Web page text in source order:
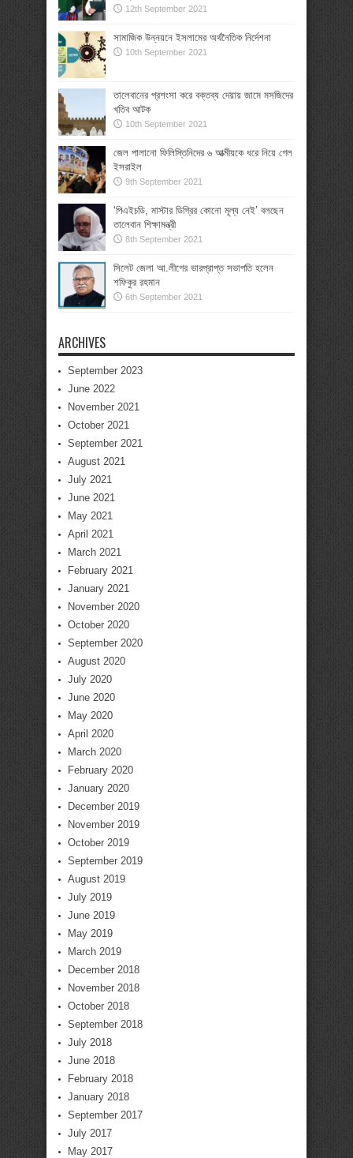
12th September 2021
সামাজিক উন্নয়নে ইসলামের অর্থনৈতিক নির্দেশনা
10th September 2021
তালেবানের প্রশংসা করে বক্তব্য দেয়ায় জামে মসজিদের
খতিব আটক
10th September 2021
জেল পালানো ফিলিস্তিনিদের ৬ আত্মীয়কে ধরে নিয়ে গেল
ইসরাইল
9th September 2021
‘পিএইচডি, মাস্টার ডিগ্রির কোনো মূল্য নেই’ বলছেন
তালেবান শিক্ষামন্ত্রী
8th September 2021
সিলেট জেলা আ.লীগের ভারপ্রাপ্ত সভাপতি হলেন
শফিকুর রহমান
6th September 2021
ARCHIVES
September 2023
June 2022
November 2021
October 2021
September 2021
August 2021
July 2021
June 2021
May 2021
April 2021
March 2021
February 2021
January 2021
November 2020
October 2020
September 2020
August 2020
July 2020
June 2020
May 2020
April 2020
March 2020
February 2020
January 2020
December 2019
November 2019
October 2019
September 2019
August 2019
July 2019
June 2019
May 2019
March 2019
December 2018
November 2018
October 2018
September 2018
July 2018
June 2018
February 2018
January 2018
September 2017
July 2017
May 2017